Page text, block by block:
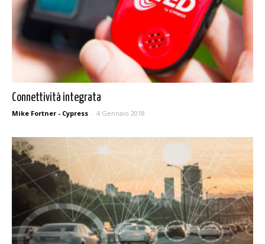
Connettività integrata
Mike Fortner - Cypress - 4 Gennaio 2018